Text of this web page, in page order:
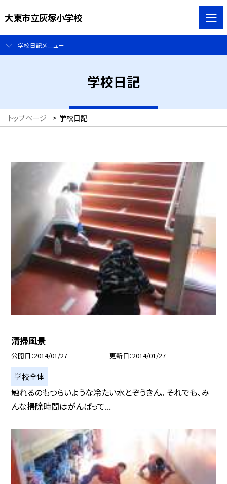
大東市立灰塚小学校
学校日記メニュー
学校日記
トップページ > 学校日記
清掃風景
公開日 2014/01/27 更新日 2014/01/27
学校全体
触れるのもつらいような冷たい水とぞうきん。 それでも、み
んな掃除時間はがんばって...